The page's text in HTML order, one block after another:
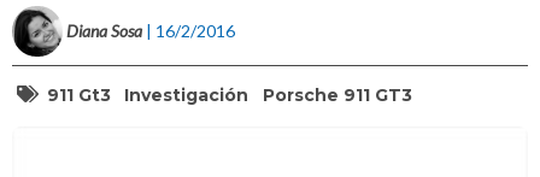
Diana Sosa | 16/2/2016
911 Gt3 Investigación Porsche 911 GT3